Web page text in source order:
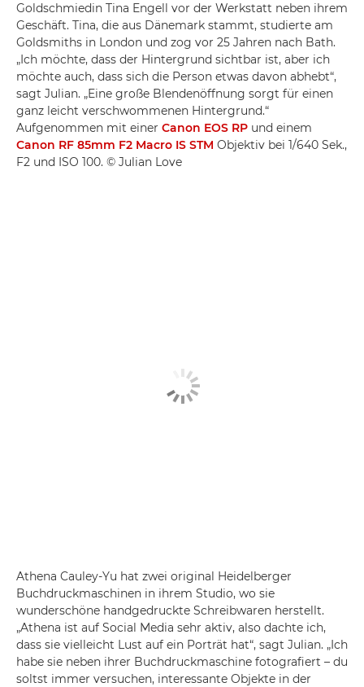
Goldschmiedin Tina Engell vor der Werkstatt neben ihrem
Geschäft. Tina, die aus Dänemark stammt, studierte am
Goldsmiths in London und zog vor 25 Jahren nach Bath.
„Ich möchte, dass der Hintergrund sichtbar ist, aber ich
möchte auch, dass sich die Person etwas davon abhebt“,
sagt Julian. „Eine große Blendenöffnung sorgt für einen
ganz leicht verschwommenen Hintergrund.“
Aufgenommen mit einer Canon EOS RP und einem
Canon RF 85mm F2 Macro IS STM Objektiv bei 1/640 Sek.,
F2 und ISO 100. © Julian Love
Athena Cauley-Yu hat zwei original Heidelberger
Buchdruckmaschinen in ihrem Studio, wo sie
wunderschöne handgedruckte Schreibwaren herstellt.
„Athena ist auf Social Media sehr aktiv, also dachte ich,
dass sie vielleicht Lust auf ein Porträt hat“, sagt Julian. „Ich
habe sie neben ihrer Buchdruckmaschine fotografiert – du
soltst immer versuchen, interessante Objekte in der